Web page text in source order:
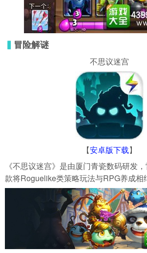
▍ 冒险解谜
不思议迷宫
【安卓版下载】
《不思议迷宫》是由厦门青瓷数码研发
款将Roguelike类策略玩法与RPG养成相